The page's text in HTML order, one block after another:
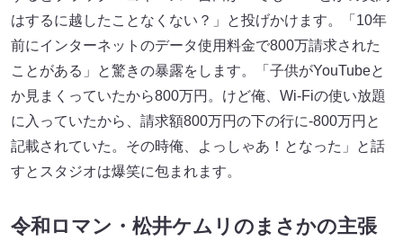
はするに越したことなくない？」と投げかけます。「10年
前にインターネットのデータ使用料金で800万請求された
ことがある」と驚きの暴露をします。「子供がYouTubeと
か見まくっていたから800万円。けど俺、Wi-Fiの使い放題
に入っていたから、請求額800万円の下の行に-800万円と
記載されていた。その時俺、よっしゃあ！となった」と話
すとスタジオは爆笑に包まれます。
令和ロマン・松井ケムリのまさかの主張